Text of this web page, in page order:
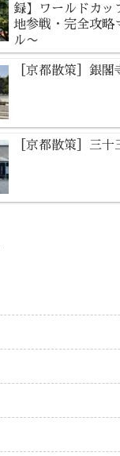
録】ワールドカッ
地参戦・完全攻略
ル〜
［京都散策］銀閣
［京都散策］三十